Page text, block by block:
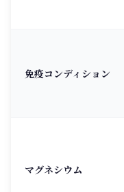
免疫コンディション
マグネシウム